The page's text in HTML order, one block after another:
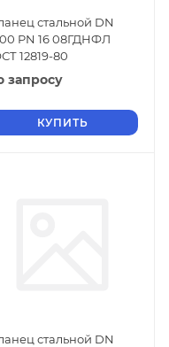
стальной DN
PN 16 08ГДНФЛ
12819-80
запросу
КУПИТЬ
стальной DN